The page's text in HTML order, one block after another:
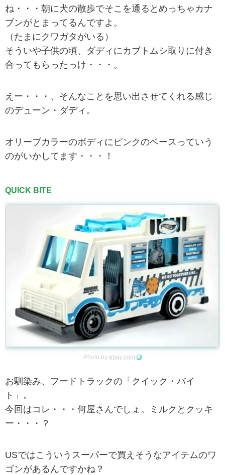
ね・・・朝に犬の散歩でそこを通るとめっちゃカナ
ブンがとまってるんですよ。
（たまにクワガタがいる）
そういや子供の頃、ダディにカブトムシ取りに付き
合ってもらったっけ・・・。
えー・・・、そんなことを思い出させてくれる感じ
のデューン・ダディ。
オリーブカラーのボディにピンクのベースっていう
のがいかしてます・・・！
QUICK BITE
Photo by ebay.com
お馴染み、フードトラックの「クイック・バイ
ト」。
今回はコレ・・・何屋さんでしょ。ミルクとクッキ
ー・・・？
USではこういうスーパーで買えそうなアイテムのワ
ゴンがあるんですかね？